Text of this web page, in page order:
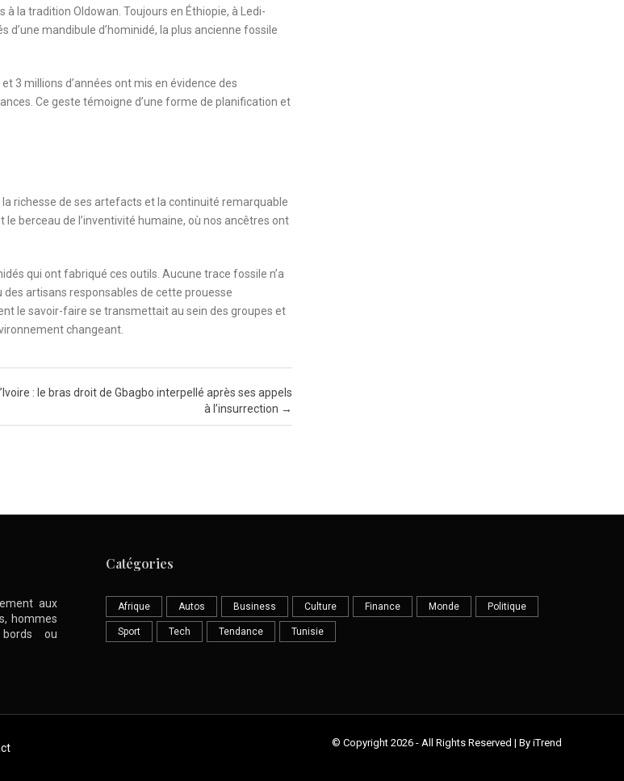
la tradition Oldowan. Toujours en Éthiopie, à Ledi-
d’une mandibule d’hominidé, la plus ancienne fossile
3 millions d’années ont mis en évidence des
Ce geste témoigne d’une forme de planification et
richesse de ses artefacts et la continuité remarquable
le berceau de l’inventivité humaine, où nos ancêtres ont
qui ont fabriqué ces outils. Aucune trace fossile n’a
artisans responsables de cette prouesse
le savoir-faire se transmettait au sein des groupes et
changeant.
: le bras droit de Gbagbo interpellé après ses appels
à l’insurrection →
aux
hommes
ou
Catégories
Afrique Autos Business Culture Finance Monde Politique
Sport Tech Tendance Tunisie
© Copyright 2026 - All Rights Reserved | By iTrend